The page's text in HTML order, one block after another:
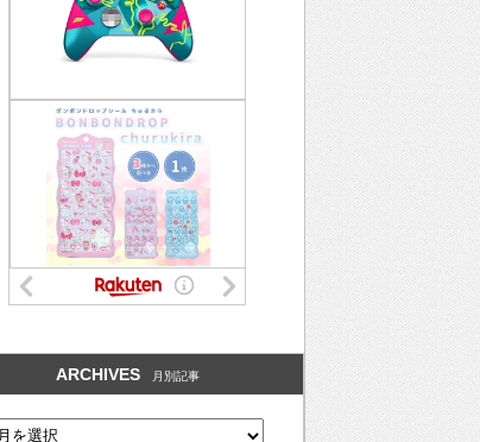
ARCHIVES 月別記事